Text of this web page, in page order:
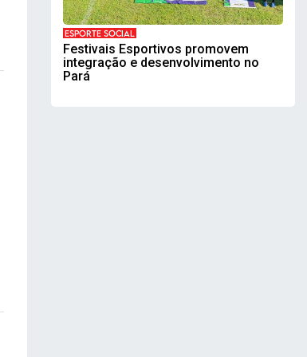
ESPORTE SOCIAL
Festivais Esportivos promovem
integração e desenvolvimento no
Pará